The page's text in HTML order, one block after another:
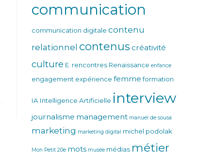
communication
communication digitale contenu
relationnel contenus créativité
culture E. rencontres Renaissance enfance
engagement expérience femme formation
IA Intelligence Artificielle interview
journalisme management manuel de sousa
marketing marketing digital michel podolak
Mon Petit 20e mots musée médias métier